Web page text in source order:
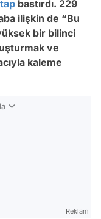
bastırdı. 229
ilişkin de “Bu
bir bilinci
ve
kaleme
Reklam